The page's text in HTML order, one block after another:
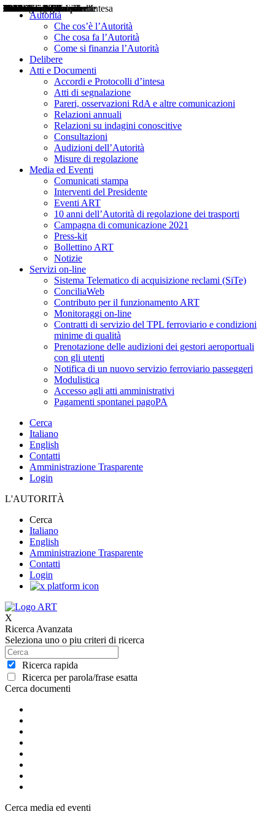
Autorità
Che cos’è l’Autorità
Che cosa fa l’Autorità
Come si finanzia l’Autorità
Delibere
Atti e Documenti
Accordi e Protocolli d’intesa
Atti di segnalazione
Pareri, osservazioni RdA e altre comunicazioni
Relazioni annuali
Relazioni su indagini conoscitive
Consultazioni
Audizioni dell’Autorità
Misure di regolazione
Media ed Eventi
Comunicati stampa
Interventi del Presidente
Eventi ART
10 anni dell’Autorità di regolazione dei trasporti
Campagna di comunicazione 2021
Press-kit
Bollettino ART
Notizie
Servizi on-line
Sistema Telematico di acquisizione reclami (SiTe)
ConciliaWeb
Contributo per il funzionamento ART
Monitoraggi on-line
Contratti di servizio del TPL ferroviario e condizioni
minime di qualità
Prenotazione delle audizioni dei gestori aeroportuali
con gli utenti
Notifica di un nuovo servizio ferroviario passeggeri
Modulistica
Accesso agli atti amministrativi
Pagamenti spontanei pagoPA
Cerca
Italiano
English
Contatti
Amministrazione Trasparente
Login
L'AUTORITÀ
Cerca
Italiano
English
Amministrazione Trasparente
Contatti
Login
X
Ricerca Avanzata
Seleziona uno o piu criteri di ricerca
Ricerca rapida
Ricerca per parola/frase esatta
Cerca documenti
Delibere
Pareri
Consultazioni
Audizioni
Atti di Segnalazione
Accordi e Protocolli d'Intesa
Relazioni annuali
Misure di regolazione
Cerca media ed eventi
Notizie
Comunicati Stampa
Bollettini ART
Convegni ART
Interviste del Presidente
Articoli in primo piano
Interventi del Presidente
2004
2005
2010
2013
2014
2015
2016
2017
2018
2019
202
2020
2021
2022
2023
2024
2025
2026
Aereo
Marittimo
Terrestre